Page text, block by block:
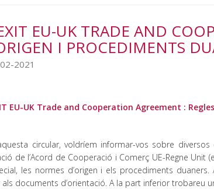
EU-UK TRADE AND
I PROCEDIMENTS
2021
EU-UK Trade and Cooperation Agreement :
circular, voldríem informar-vos sobre
de l’Acord de Cooperació i Comerç UE-Regne
les normes d’origen i els procediments
documents d’orientació. A la part inferior trobareu